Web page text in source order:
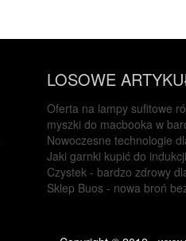
LOSOWE
Oferta na lampy sufitowe
myszki do macbooka w
Nowoczesne technologie
Jaki garnki kupić do
Czystek - bardzo zdrowy
Sklep Buos - nowa broń